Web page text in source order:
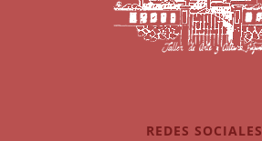
REDES SOCIALES